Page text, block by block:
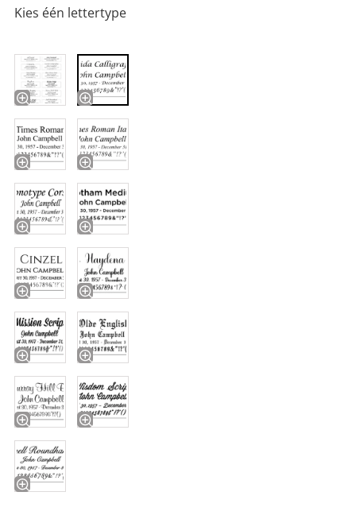
Kies één lettertype